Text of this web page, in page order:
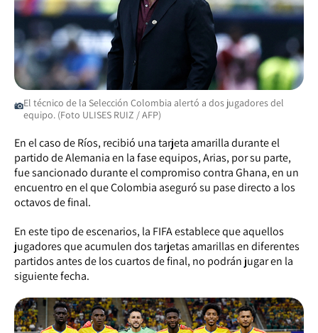
El técnico de la Selección Colombia alertó a dos jugadores del
equipo. (Foto ULISES RUIZ / AFP)
En el caso de Ríos, recibió una tarjeta amarilla durante el
partido de Alemania en la fase equipos, Arias, por su parte,
fue sancionado durante el compromiso contra Ghana, en un
encuentro en el que Colombia aseguró su pase directo a los
octavos de final.
En este tipo de escenarios, la FIFA establece que aquellos
jugadores que acumulen dos tarjetas amarillas en diferentes
partidos antes de los cuartos de final, no podrán jugar en la
siguiente fecha.